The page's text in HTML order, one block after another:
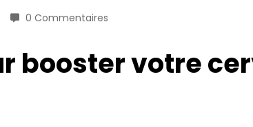
0 Commentaires
booster votre